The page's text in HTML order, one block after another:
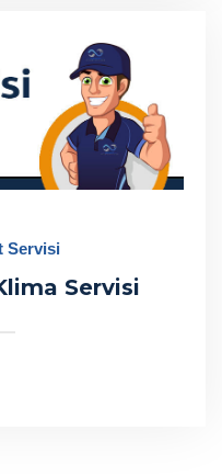
Servisi
Servisi